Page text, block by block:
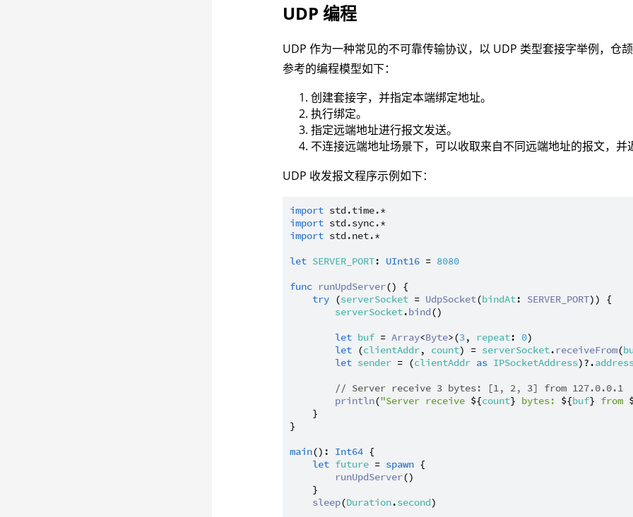
UDP 编程
UDP 作为一种常见的不可靠传输协议，以 UDP 类型套接字举例，仓
参考的编程模型如下：
创建套接字，并指定本端绑定地址。
执行绑定。
指定远端地址进行报文发送。
不连接远端地址场景下，可以收取来自不同远端地址的报文，并
UDP 收发报文程序示例如下：
import std.time.*
import std.sync.*
import std.net.*
let SERVER_PORT: UInt16 = 8080
func runUpdServer() {
try (serverSocket = UdpSocket(bindAt: SERVER_PORT)) {
serverSocket.bind()
let buf = Array<Byte>(3, repeat: 0)
let (clientAddr, count) = serverSocket. receiveFrom(
let sender = (clientAddr as IPSocketAddress)?.
// Server receive 3 bytes: [1, 2, 3] from 127.0.0.1
println("Server receive ${count} bytes: ${buf} from
    }
}
main(): Int64 {
let future = spawn {
runUpdServer()
    }
sleep(Duration.second)